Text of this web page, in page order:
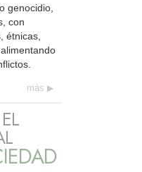
genocidio,
con
étnicas,
más